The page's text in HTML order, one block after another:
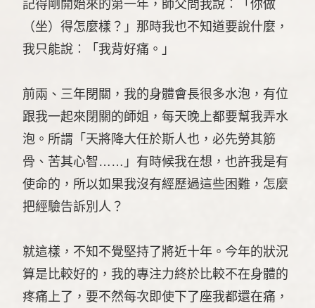
記得剛開始來的第一年，師父問我說︰「你做
（坐）得怎麼樣？」那時我也不知道要說什麼，
我只能說︰「我背好痛。」
前兩、三年閉關，我的身體會長很多水泡，有位
跟我一起來閉關的師姐，每天晚上都要幫我弄水
泡。所謂「天將降大任於斯人也，必先勞其筋
骨、苦其心智……」有時候我在想，也許我是有
使命的，所以如果我沒有經歷過這些困難，怎麼
把經驗告訴別人？
就這樣，不知不覺堅持了將近十年。今年的狀況
算是比較好的，我的專注力終於比較不在身體的
疼痛上了，要不然每次即使下了座我都還在痛，